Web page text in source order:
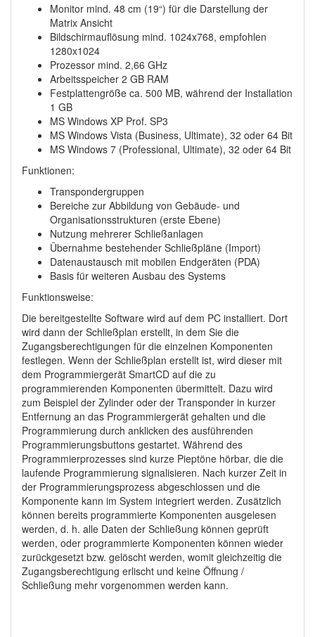
Monitor mind. 48 cm (19“) für die Darstellung der
Matrix Ansicht
Bildschirmauflösung mind. 1024x768, empfohlen
1280x1024
Prozessor mind. 2,66 GHz
Arbeitsspeicher 2 GB RAM
Festplattengröße ca. 500 MB, während der Installation
1 GB
MS Windows XP Prof. SP3
MS Windows Vista (Business, Ultimate), 32 oder 64 Bit
MS Windows 7 (Professional, Ultimate), 32 oder 64 Bit
Funktionen:
Transpondergruppen
Bereiche zur Abbildung von Gebäude- und
Organisationsstrukturen (erste Ebene)
Nutzung mehrerer Schließanlagen
Übernahme bestehender Schließpläne (Import)
Datenaustausch mit mobilen Endgeräten (PDA)
Basis für weiteren Ausbau des Systems
Funktionsweise:
Die bereitgestellte Software wird auf dem PC installiert. Dort
wird dann der Schließplan erstellt, in dem Sie die
Zugangsberechtigungen für die einzelnen Komponenten
festlegen. Wenn der Schließplan erstellt ist, wird dieser mit
dem Programmiergerät SmartCD auf die zu
programmierenden Komponenten übermittelt. Dazu wird
zum Beispiel der Zylinder oder der Transponder in kurzer
Entfernung an das Programmiergerät gehalten und die
Programmierung durch anklicken des ausführenden
Programmierungsbuttons gestartet. Während des
Programmierprozesses sind kurze Pieptöne hörbar, die die
laufende Programmierung signalisieren. Nach kurzer Zeit in
der Programmierungsprozess abgeschlossen und die
Komponente kann im System integriert werden. Zusätzlich
können bereits programmierte Komponenten ausgelesen
werden, d. h. alle Daten der Schließung können geprüft
werden, oder programmierte Komponenten können wieder
zurückgesetzt bzw. gelöscht werden, womit gleichzeitig die
Zugangsberechtigung erlischt und keine Öffnung /
Schließung mehr vorgenommen werden kann.